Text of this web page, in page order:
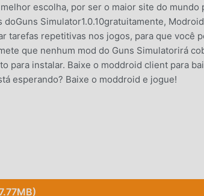
escolha, por ser o maior site do mundo
Simulator1.0.10gratuitamente, Modroid
tarefas repetitivas nos jogos, para que você
que nenhum mod do Guns Simulatorirá
para instalar. Baixe o moddroid client para
esperando? Baixe o moddroid e jogue!
única tem atraído um grande número de fãs
e aproveitar a alegria trazida pelo clássico
com todos os amantes de jogos